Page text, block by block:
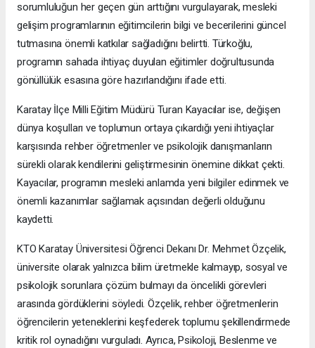
sorumluluğun her geçen gün arttığını vurgulayarak, mesleki
gelişim programlarının eğitimcilerin bilgi ve becerilerini güncel
tutmasına önemli katkılar sağladığını belirtti. Türkoğlu,
programın sahada ihtiyaç duyulan eğitimler doğrultusunda
gönüllülük esasına göre hazırlandığını ifade etti.
Karatay İlçe Milli Eğitim Müdürü Turan Kayacılar ise, değişen
dünya koşulları ve toplumun ortaya çıkardığı yeni ihtiyaçlar
karşısında rehber öğretmenler ve psikolojik danışmanların
sürekli olarak kendilerini geliştirmesinin önemine dikkat çekti.
Kayacılar, programın mesleki anlamda yeni bilgiler edinmek ve
önemli kazanımlar sağlamak açısından değerli olduğunu
kaydetti.
KTO Karatay Üniversitesi Öğrenci Dekanı Dr. Mehmet Özçelik,
üniversite olarak yalnızca bilim üretmekle kalmayıp, sosyal ve
psikolojik sorunlara çözüm bulmayı da öncelikli görevleri
arasında gördüklerini söyledi. Özçelik, rehber öğretmenlerin
öğrencilerin yeteneklerini keşfederek toplumu şekillendirmede
kritik rol oynadığını vurguladı. Ayrıca, Psikoloji, Beslenme ve